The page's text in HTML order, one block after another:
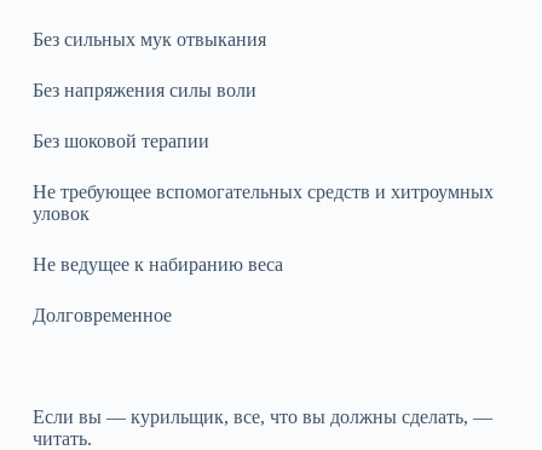
Без сильных мук отвыкания
Без напряжения силы воли
Без шоковой терапии
Не требующее вспомогательных средств и хитроумных
уловок
Не ведущее к набиранию веса
Долговременное
Если вы — курильщик, все, что вы должны сделать, —
читать.